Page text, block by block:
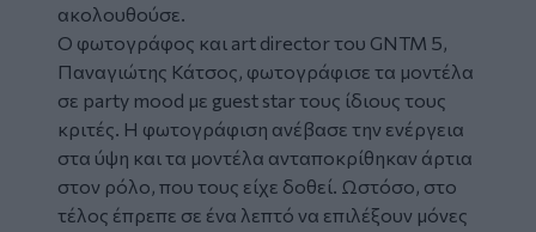
ακολουθούσε.
Ο φωτογράφος και art director του GNTM 5,
Παναγιώτης Κάτσος, φωτογράφισε τα μοντέλα
σε party mood με guest star τους ίδιους τους
κριτές. Η φωτογράφιση ανέβασε την ενέργεια
στα ύψη και τα μοντέλα ανταποκρίθηκαν άρτια
στον ρόλο, που τους είχε δοθεί. Ωστόσο, στο
τέλος έπρεπε σε ένα λεπτό να επιλέξουν μόνες